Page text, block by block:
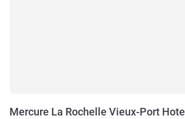
Mercure La Rochelle Vieux-Port Hotel